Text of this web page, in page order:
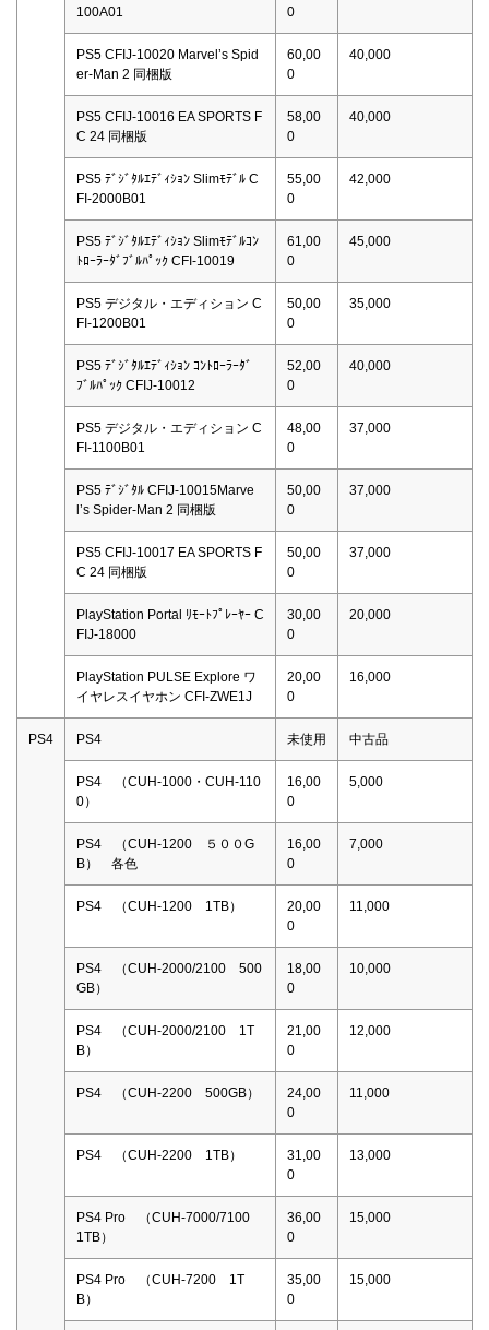
100A01 0
PS5 CFIJ-10020 Marvel’s Spid
er-Man 2 同梱版
60,00
0
40,000
PS5 CFIJ-10016 EA SPORTS F
C 24 同梱版
58,00
0
40,000
PS5 ﾃﾞｼﾞﾀﾙｴﾃﾞｨｼｮﾝ Slimﾓﾃﾞﾙ C
FI-2000B01
55,00
0
42,000
PS5 ﾃﾞｼﾞﾀﾙｴﾃﾞｨｼｮﾝ Slimﾓﾃﾞﾙｺﾝ
ﾄﾛｰﾗｰﾀﾞﾌﾞﾙﾊﾟｯｸ CFI-10019
61,00
0
45,000
PS5 デジタル・エディション C
FI-1200B01
50,00
0
35,000
PS5 ﾃﾞｼﾞﾀﾙｴﾃﾞｨｼｮﾝ ｺﾝﾄﾛｰﾗｰﾀﾞ
ﾌﾞﾙﾊﾟｯｸ CFIJ-10012
52,00
0
40,000
PS5 デジタル・エディション C
FI-1100B01
48,00
0
37,000
PS5 ﾃﾞｼﾞﾀﾙ CFIJ-10015Marve
l’s Spider-Man 2 同梱版
50,00
0
37,000
PS5 CFIJ-10017 EA SPORTS F
C 24 同梱版
50,00
0
37,000
PlayStation Portal ﾘﾓｰﾄﾌﾟﾚｰﾔｰ C
FIJ-18000
30,00
0
20,000
PlayStation PULSE Explore ワ
イヤレスイヤホン CFI-ZWE1J
20,00
0
16,000
PS4 PS4 未使用 中古品
PS4 （CUH-1000・CUH-110
0）
16,00
0
5,000
PS4 （CUH-1200 ５００G
B） 各色
16,00
0
7,000
PS4 （CUH-1200 1TB）
20,00
0
11,000
PS4 （CUH-2000/2100 500
GB）
18,00
0
10,000
PS4 （CUH-2000/2100 1T
B）
21,00
0
12,000
PS4 （CUH-2200 500GB）
24,00
0
11,000
PS4 （CUH-2200 1TB）
31,00
0
13,000
PS4 Pro （CUH-7000/7100
1TB）
36,00
0
15,000
PS4 Pro （CUH-7200 1T
B）
35,00
0
15,000